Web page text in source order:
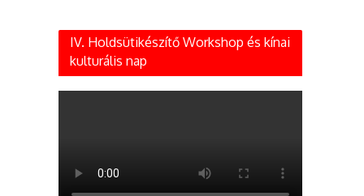
IV. Holdsütikészítő Workshop és kínai
kulturális nap